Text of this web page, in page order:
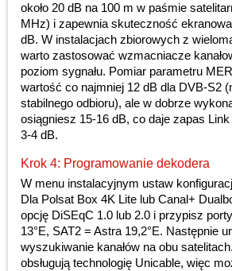
około 20 dB na 100 m w paśmie
MHz) i zapewnia skuteczność
dB. W instalacjach zbiorowych z
warto zastosować wzmacniacze
poziom sygnału. Pomiar parametru
wartość co najmniej 12 dB dla DVB-S2
stabilnego odbioru), ale w dobrze
osiągniesz 15-16 dB, co daje zapas
3-4 dB.
Krok 4: Programowanie dekodera
W menu instalacyjnym ustaw
Dla Polsat Box 4K Lite lub Canal+
opcję DiSEqC 1.0 lub 2.0 i przypisz
13°E, SAT2 = Astra 19,2°E. Następnie
wyszukiwanie kanałów na obu
obsługują technologię Unicable, więc